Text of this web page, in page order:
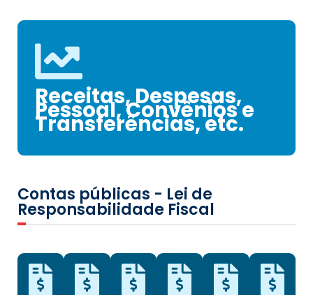
Receitas, Despesas,
Pessoal, Convênios e
Transferências, etc.
Contas públicas - Lei de
Responsabilidade Fiscal